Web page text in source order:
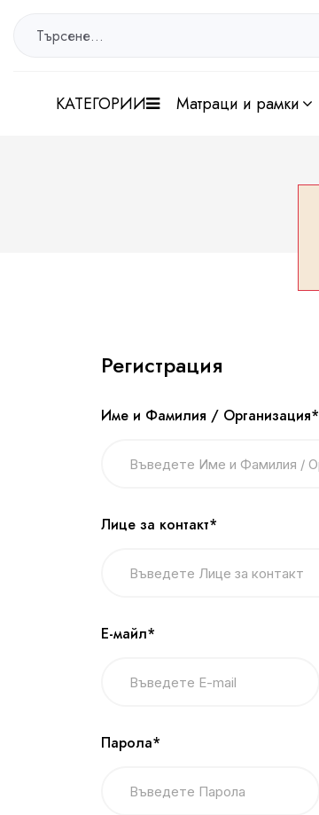
КАТЕГОРИИ матраци и рамки
Регистрация
Име и Фамилия / Организация*
Лице за контакт*
Е-майл*
Парола*